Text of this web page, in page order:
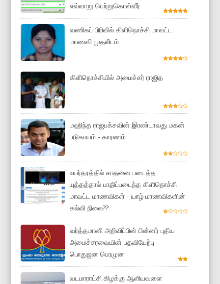
எவ்வாறு பெற்றுகொள்வீர்
வணிகப் பிரிவில் கிளிநொச்சி மாவட்ட
மாணவி முதலிடம்
கிளிநொச்சியில் அமைச்சர் ராஜித
மஹிந்த ராஜபக்சவின் இரண்டாவது மகன்
படுகாயம் - காரணம்
உயர்தரத்தில் சாதனை படைத்த
யுத்தத்தால் பாதிப்படைந்த கிளிநொச்சி
மாவட்ட மாணவிகள் - யாழ் மாணவிகளின்
கல்வி நிலை??
வர்த்தமானி அறிவிப்பின் பின்னர் புதிய
அமைச்சரவையின் பதவியேற்பு -
பொதுஜன பெரமுன
வடமாராட்சி கிழக்கு ஆளியவளை